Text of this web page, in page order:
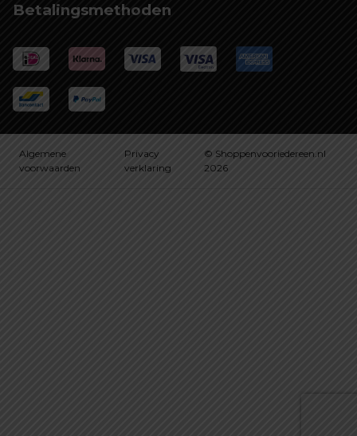
Betalingsmethoden
Algemene
voorwaarden
Privacy
verklaring
© Shoppenvooriedereen.nl
2026